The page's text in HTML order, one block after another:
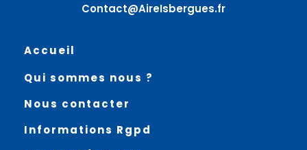
Contact@AireIsbergues.fr
Accueil
Qui sommes nous ?
Nous contacter
Informations Rgpd